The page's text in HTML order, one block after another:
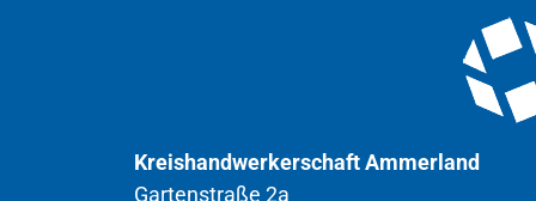
Kreishandwerkerschaft Ammerland
Gartenstraße 2a